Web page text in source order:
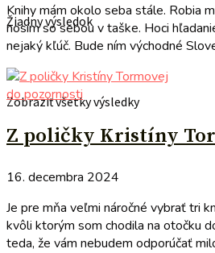
Žiadny výsledok
Zobraziť všetky výsledky
Knihy mám okolo seba stále. Robia
nosím so sebou v taške. Hoci
nejaký kľúč. Bude ním východné
do pozornosti
Z poličky Kristíny
16. decembra 2024
Je pre mňa veľmi náročné vybrať tri
kvôli ktorým som chodila na otočku
teda, že vám nebudem odporúčať